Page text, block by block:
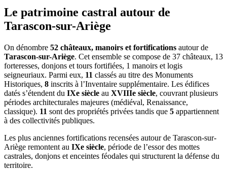
Le patrimoine castral autour de
Tarascon-sur-Ariège
On dénombre 52 châteaux, manoirs et fortifications autour de
Tarascon-sur-Ariège. Cet ensemble se compose de 37 châteaux, 13
forteresses, donjons et tours fortifiées, 1 manoirs et logis
seigneuriaux. Parmi eux, 11 classés au titre des Monuments
Historiques, 8 inscrits à l’Inventaire supplémentaire. Les édifices
datés s’étendent du IXe siècle au XVIIIe siècle, couvrant plusieurs
périodes architecturales majeures (médiéval, Renaissance,
classique). 11 sont des propriétés privées tandis que 5 appartiennent
à des collectivités publiques.
Les plus anciennes fortifications recensées autour de Tarascon-sur-
Ariège remontent au IXe siècle, période de l’essor des mottes
castrales, donjons et enceintes féodales qui structurent la défense du
territoire.